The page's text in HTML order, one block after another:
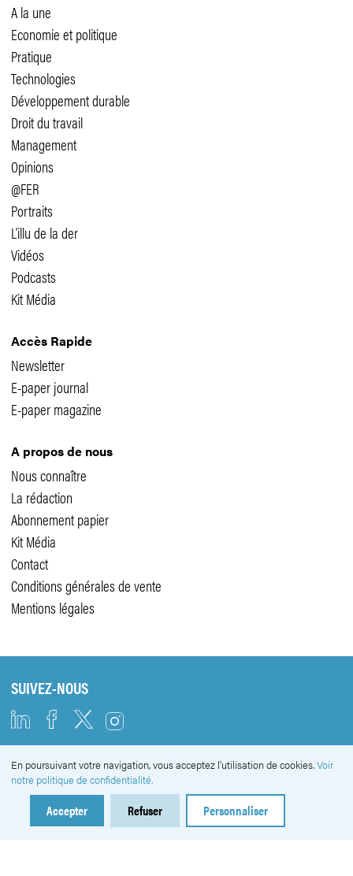
A la une
Economie et politique
Pratique
Technologies
Développement durable
Droit du travail
Management
Opinions
@FER
Portraits
L'illu de la der
Vidéos
Podcasts
Kit Média
Accès Rapide
Newsletter
E-paper journal
E-paper magazine
A propos de nous
Nous connaître
La rédaction
Abonnement papier
Kit Média
Contact
Conditions générales de vente
Mentions légales
SUIVEZ-NOUS
NEWSLETTER
En poursuivant votre navigation, vous acceptez l'utilisation de cookies.Voir
notre politique de confidentialité.
Accepter Refuser Personnaliser